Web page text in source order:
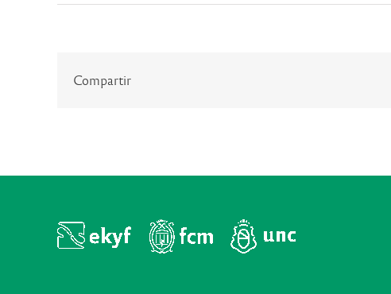
Compartir